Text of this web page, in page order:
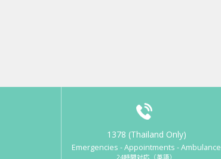
1378 (Thailand Only)
Emergencies - Appointments - Ambulance
24時間対応（英語）